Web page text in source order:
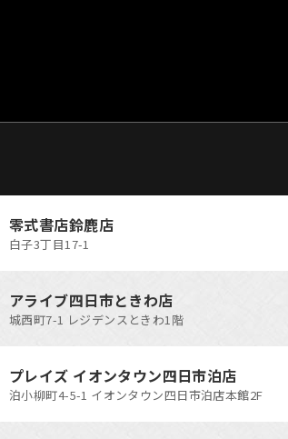
零式書店鈴鹿店
白子3丁目17-1
アライブ四日市ときわ店
城西町7-1 レジデンスときわ1階
プレイズ イオンタウン四日市泊店
泊小柳町4-5-1 イオンタウン四日市泊店本館2F